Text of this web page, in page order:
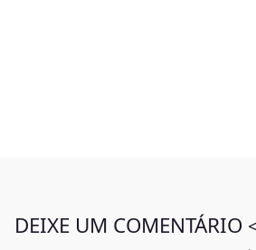
DEIXE UM COMENTÁRIO